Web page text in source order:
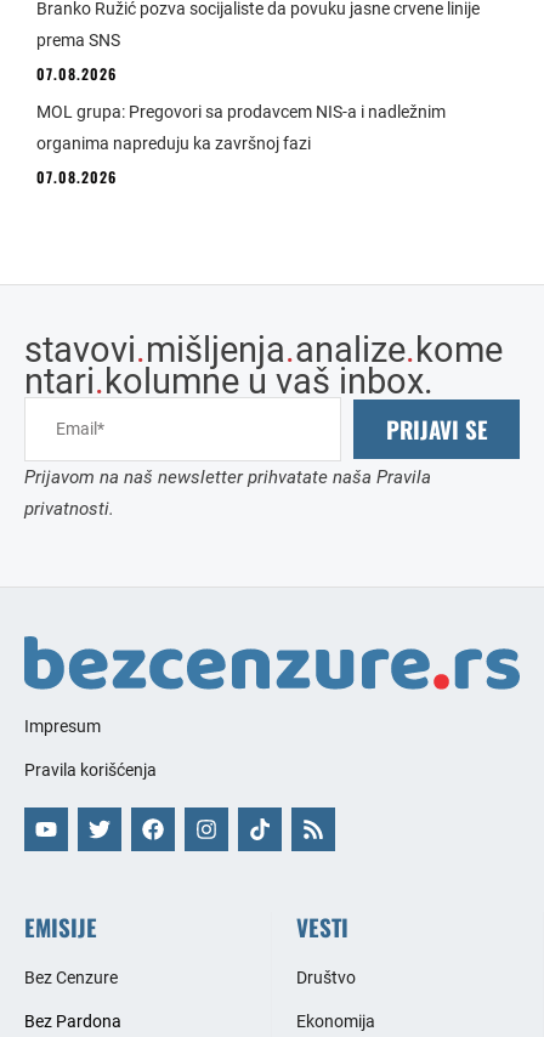
Branko Ružić pozva socijaliste da povuku jasne crvene linije
prema SNS
07.08.2026
MOL grupa: Pregovori sa prodavcem NIS-a i nadležnim
organima napreduju ka završnoj fazi
07.08.2026
stavovi.mišljenja.analize.kome
ntari.kolumne u vaš inbox.
PRIJAVI SE
Prijavom na naš newsletter prihvatate naša Pravila
privatnosti.
Impresum
Pravila korišćenja
EMISIJE
Bez Cenzure
Bez Pardona
VESTI
Društvo
Ekonomija